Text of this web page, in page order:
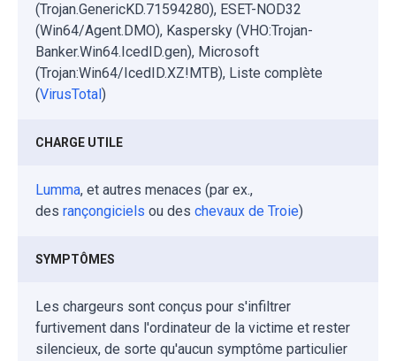
(Trojan.GenericKD.71594280), ESET-NOD32
(Win64/Agent.DMO), Kaspersky (VHO:Trojan-
Banker.Win64.IcedID.gen), Microsoft
(Trojan:Win64/IcedID.XZ!MTB), Liste complète
(VirusTotal)
CHARGE UTILE
Lumma, et autres menaces (par ex.,
des rançongiciels ou des chevaux de Troie)
SYMPTÔMES
Les chargeurs sont conçus pour s'infiltrer
furtivement dans l'ordinateur de la victime et rester
silencieux, de sorte qu'aucun symptôme particulier